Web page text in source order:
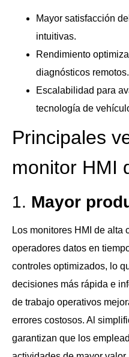
Mayor satisfacción
intuitivas.
Rendimiento
diagnósticos remotos.
Escalabilidad para
tecnología de
Principales
monitor HMI
1. Mayor
Los monitores HMI de alta
operadores datos en
controles optimizados, lo
decisiones más rápida e
de trabajo operativos
errores costosos. Al
garantizan que los